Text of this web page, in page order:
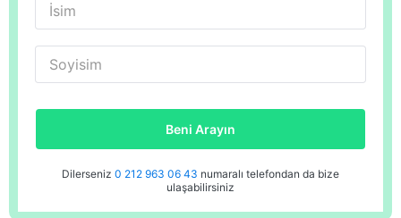
İsim
Soyisim
Beni Arayın
Dilerseniz 0 212 963 06 43 numaralı telefondan da bize
ulaşabilirsiniz